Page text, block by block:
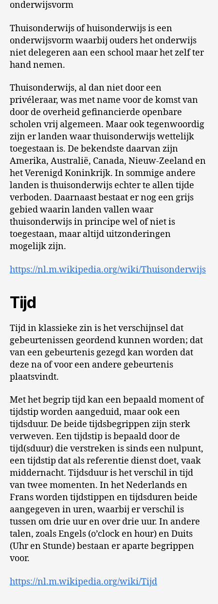
onderwijsvorm
Thuisonderwijs of huisonderwijs is een
onderwijsvorm waarbij ouders het onderwijs
niet delegeren aan een school maar het zelf ter
hand nemen.
Thuisonderwijs, al dan niet door een
privéleraar, was met name voor de komst van
door de overheid gefinancierde openbare
scholen vrij algemeen. Maar ook tegenwoordig
zijn er landen waar thuisonderwijs wettelijk
toegestaan is. De bekendste daarvan zijn
Amerika, Australië, Canada, Nieuw-Zeeland en
het Verenigd Koninkrijk. In sommige andere
landen is thuisonderwijs echter te allen tijde
verboden. Daarnaast bestaat er nog een grijs
gebied waarin landen vallen waar
thuisonderwijs in principe wel of niet is
toegestaan, maar altijd uitzonderingen
mogelijk zijn.
https://nl.m.wikipedia.org/wiki/Thuisonderwijs
Tijd
Tijd in klassieke zin is het verschijnsel dat
gebeurtenissen geordend kunnen worden; dat
van een gebeurtenis gezegd kan worden dat
deze na of voor een andere gebeurtenis
plaatsvindt.
Met het begrip tijd kan een bepaald moment of
tijdstip worden aangeduid, maar ook een
tijdsduur. De beide tijdsbegrippen zijn sterk
verweven. Een tijdstip is bepaald door de
tijd(sduur) die verstreken is sinds een nulpunt,
een tijdstip dat als referentie dienst doet, vaak
middernacht. Tijdsduur is het verschil in tijd
van twee momenten. In het Nederlands en
Frans worden tijdstippen en tijdsduren beide
aangegeven in uren, waarbij er verschil is
tussen om drie uur en over drie uur. In andere
talen, zoals Engels (o’clock en hour) en Duits
(Uhr en Stunde) bestaan er aparte begrippen
voor.
https://nl.m.wikipedia.org/wiki/Tijd